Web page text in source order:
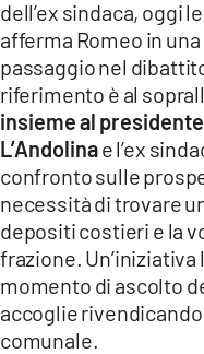
APPLE
dell’ex sindaca, oggi
afferma Romeo in
passaggio nel
riferimento è al
insieme al
L’Andolinae l’ex
confronto sulle
necessità di trovare
depositi costieri e la
frazione.
momento di ascolto
accoglie
comunale.